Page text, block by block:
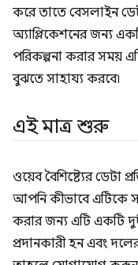
করে তাতে বেসলাইন
অ্যাপ্লিকেশনের জন্য
পরিকল্পনা করার সময়
বুঝতে সাহায্য করবে৷
এই মাত্র শুরু
ওয়েব বৈশিষ্ট্যের ডেটা
আপনি কীভাবে এটিকে
করার জন্য এটি একটি
প্রদানকারী হন এবং